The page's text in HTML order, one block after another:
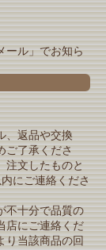
ール」でお知ら
、返品や交換
ご了承くださ
注文したものと
にご連絡くださ
不十分で品質の
店にご連絡くだ
り当該商品の回